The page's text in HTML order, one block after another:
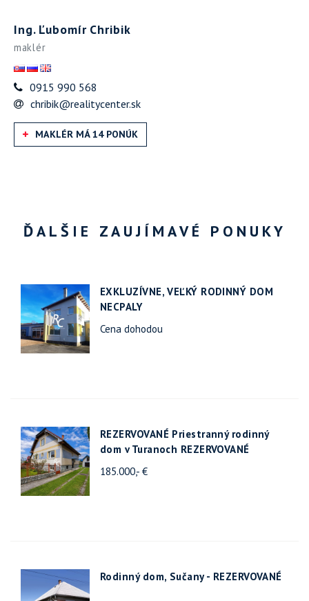
Ing. Ľubomír Chribik
maklér
0915 990 568
chribik@realitycenter.sk
MAKLÉR MÁ 14 PONÚK
ĎALŠIE ZAUJÍMAVÉ PONUKY
EXKLUZÍVNE, VEĽKÝ RODINNÝ DOM
NECPALY
Cena dohodou
REZERVOVANÉ Priestranný rodinný
dom v Turanoch REZERVOVANÉ
185.000,- €
Rodinný dom, Sučany - REZERVOVANÉ